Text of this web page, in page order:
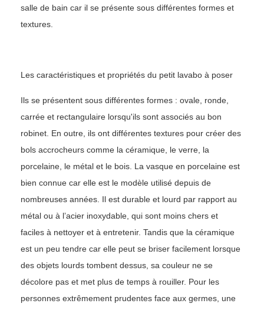
salle de bain car il se présente sous différentes formes et
textures.
Les caractéristiques et propriétés du petit lavabo à poser
Ils se présentent sous différentes formes : ovale, ronde,
carrée et rectangulaire lorsqu'ils sont associés au bon
robinet. En outre, ils ont différentes textures pour créer des
bols accrocheurs comme la céramique, le verre, la
porcelaine, le métal et le bois. La vasque en porcelaine est
bien connue car elle est le modèle utilisé depuis de
nombreuses années. Il est durable et lourd par rapport au
métal ou à l’acier inoxydable, qui sont moins chers et
faciles à nettoyer et à entretenir. Tandis que la céramique
est un peu tendre car elle peut se briser facilement lorsque
des objets lourds tombent dessus, sa couleur ne se
décolore pas et met plus de temps à rouiller. Pour les
personnes extrêmement prudentes face aux germes, une